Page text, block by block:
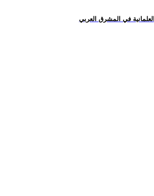
في المشرق العربي